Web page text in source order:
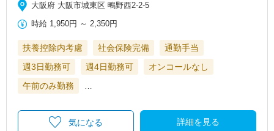
大阪府 大阪市城東区 鴫野西2-2-5
時給 1,950円 ～2,350円
扶養控除内考慮 社会保険完備
通勤手当
週3日勤務可
週4日勤務可
オンコールなし
午前のみ勤務
…
詳細を見る
気になる